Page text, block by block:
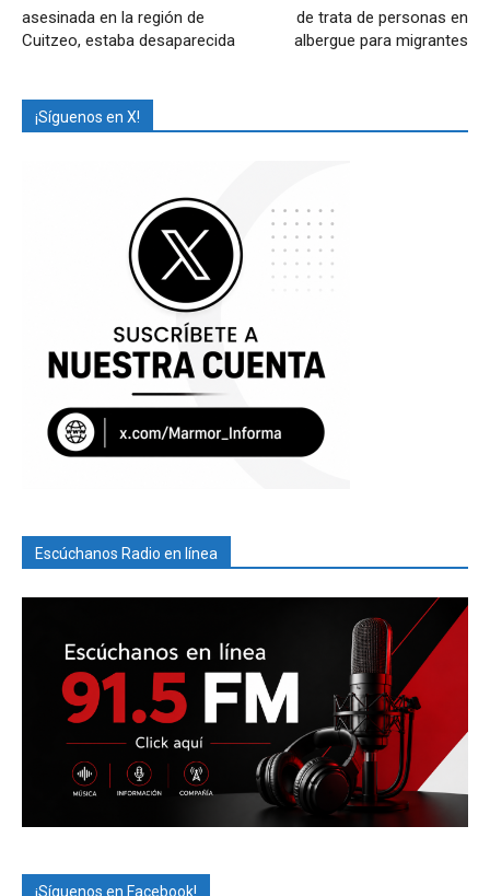
asesinada en la región de
Cuitzeo, estaba desaparecida
de trata de personas en
albergue para migrantes
¡Síguenos en X!
Escúchanos Radio en línea
¡Síguenos en Facebook!